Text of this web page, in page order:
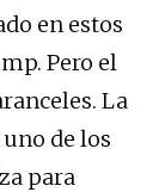
en estos
Pero el
La
de los
para